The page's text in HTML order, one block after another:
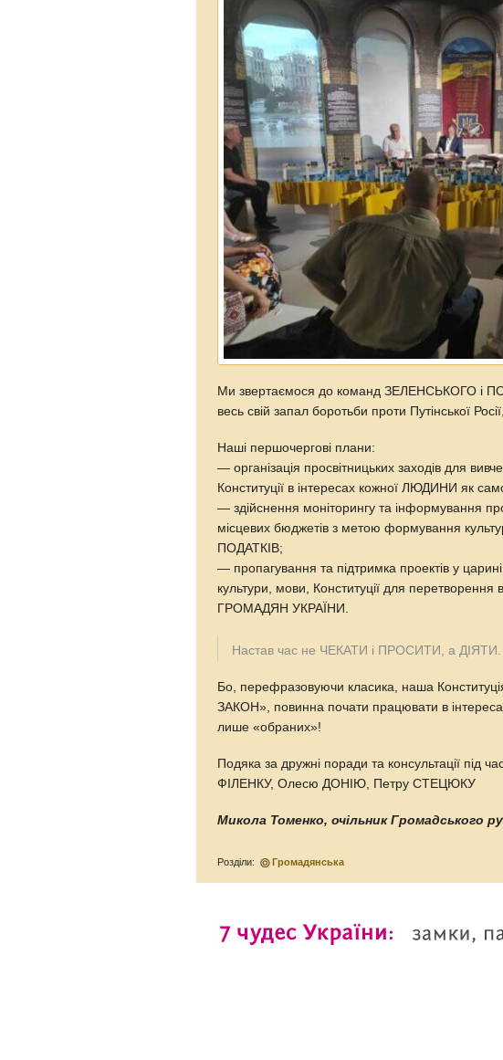
Ми звертаємося до команд ЗЕЛЕНСЬКОГО і
весь свій запал боротьби проти Путінської
Наші першочергові плани:
— організація просвітницьких заходів для
Конституції в інтересах кожної ЛЮДИНИ як
— здійснення моніторингу та інформування
місцевих бюджетів з метою формування
ПОДАТКІВ;
— пропагування та підтримка проектів у царині
культури, мови, Конституції для перетворення
ГРОМАДЯН УКРАЇНИ.
Настав час не ЧЕКАТИ і ПРОСИТИ, а ДІЯТИ.
Бо, перефразовуючи класика, наша
ЗАКОН», повинна почати працювати в
лише «обраних»!
Подяка за дружні поради та консультації під
ФІЛЕНКУ, Олесю ДОНІЮ, Петру СТЕЦЮКУ
Микола Томенко, очільник Громадського
Розділи: Громадянська